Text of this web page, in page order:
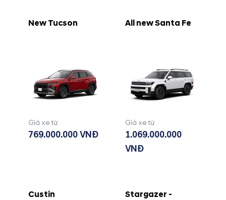
New Tucson
Giá xe từ
769.000.000 VNĐ
All new Santa Fe
Giá xe từ
1.069.000.000
VNĐ
Custin
Stargazer -